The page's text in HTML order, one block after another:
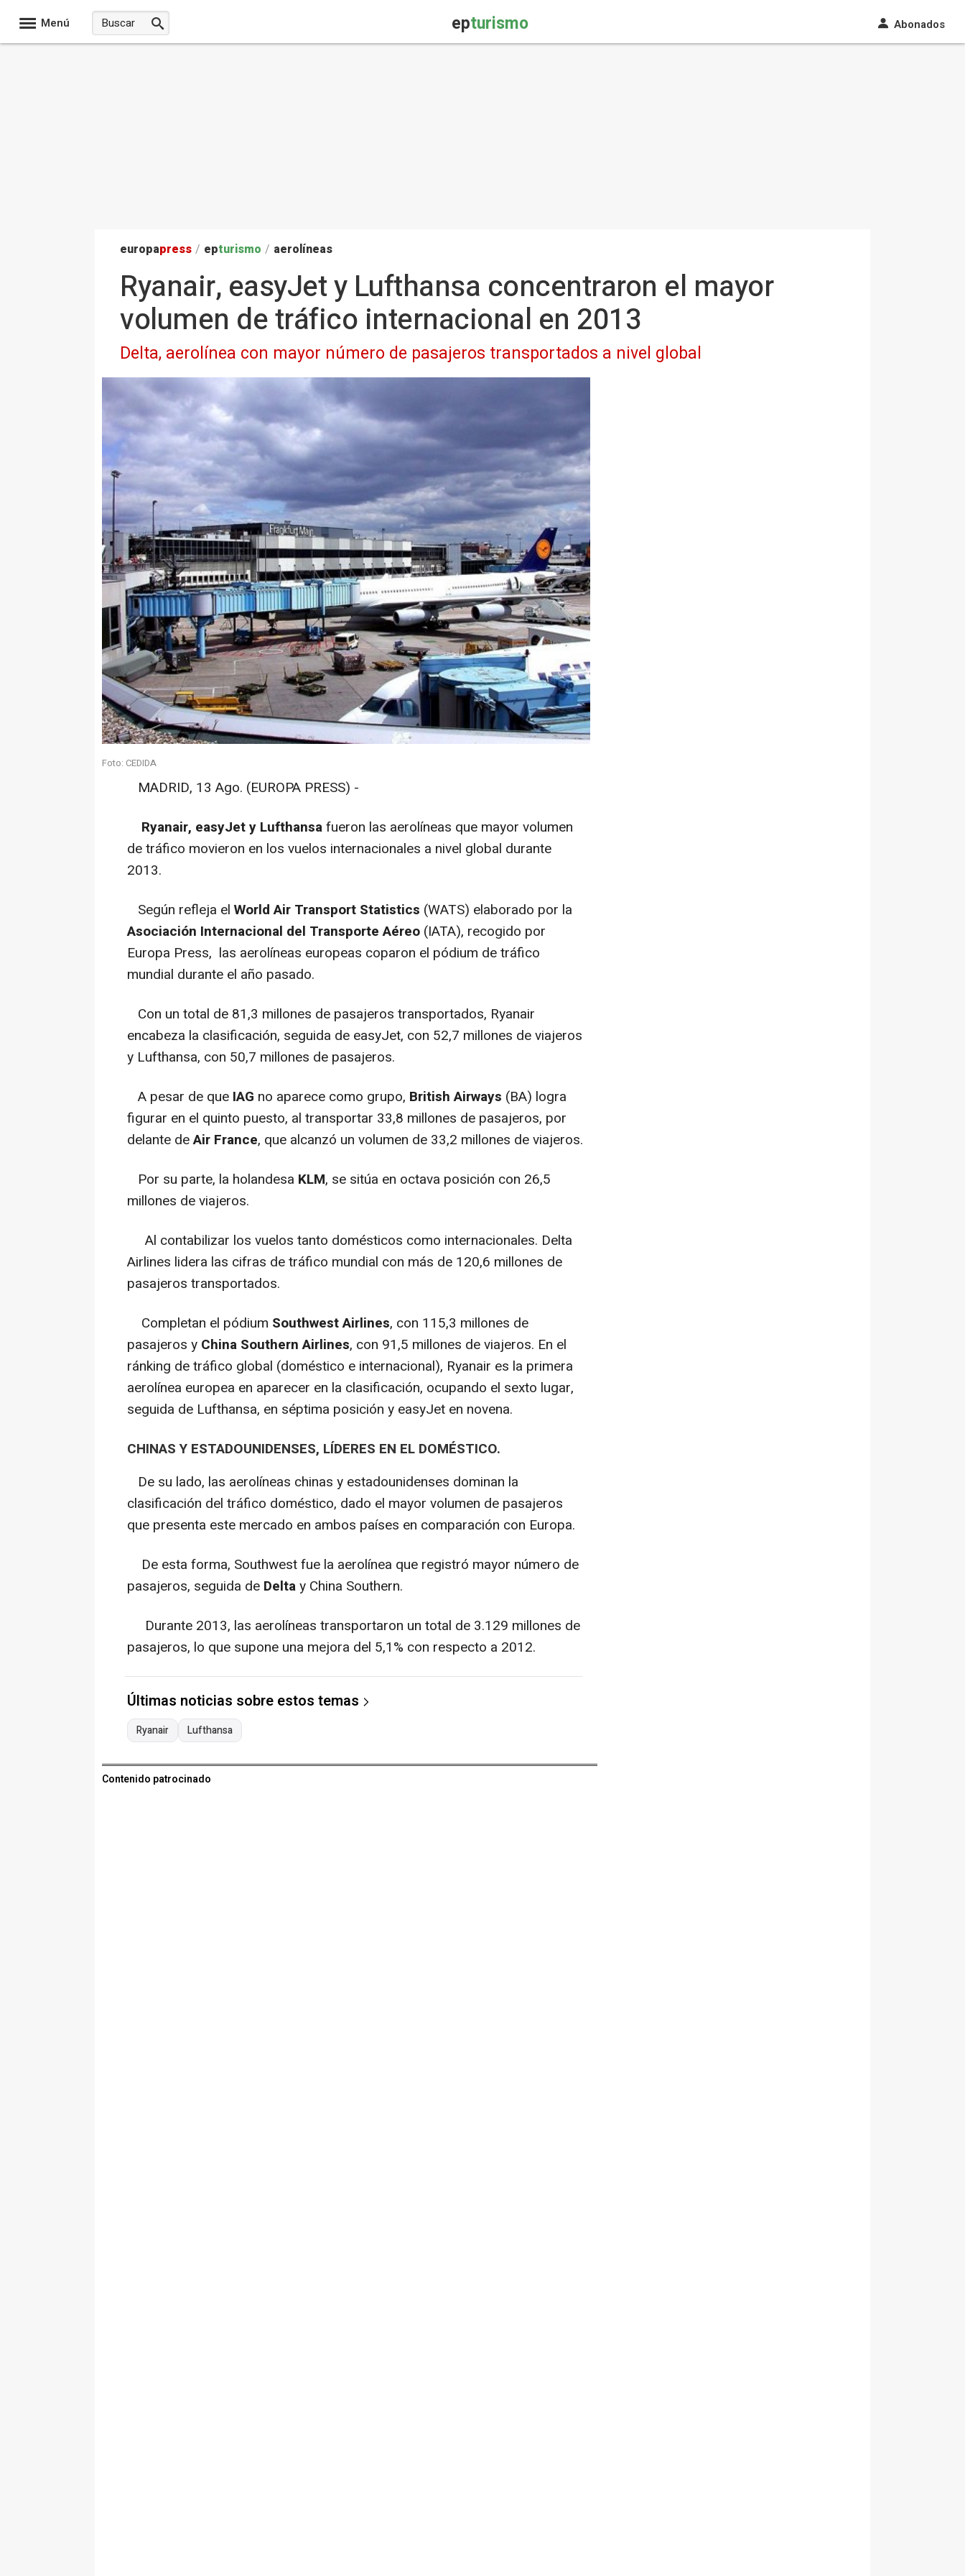
Menú epturismo Abonados
europapress / epturismo / aerolíneas
Ryanair, easyJet y Lufthansa concentraron el mayor
volumen de tráfico internacional en 2013
Delta, aerolínea con mayor número de pasajeros transportados a nivel global
Foto: CEDIDA
MADRID, 13 Ago. (EUROPA PRESS) -
Ryanair, easyJet y Lufthansafueron las aerolíneas que mayor volumen
de tráfico movieron en los vuelos internacionales a nivel global durante
2013.
Según refleja el World Air Transport Statistics (WATS) elaborado por la
Asociación Internacional del Transporte Aéreo (IATA), recogido por
Europa Press, las aerolíneas europeas coparon el pódium de tráfico
mundial durante el año pasado.
Con un total de 81,3 millones de pasajeros transportados, Ryanair
encabeza la clasificación, seguida de easyJet, con 52,7 millones de viajeros
y Lufthansa, con 50,7 millones de pasajeros.
A pesar de que IAG no aparece como grupo, British Airways (BA) logra
figurar en el quinto puesto, al transportar 33,8 millones de pasajeros, por
delante deAir France, que alcanzó un volumen de 33,2 millones de viajeros.
Por su parte, la holandesa KLM, se sitúa en octava posición con 26,5
millones de viajeros.
Al contabilizar los vuelos tanto domésticos como internacionales. Delta
Airlines lidera las cifras de tráfico mundial con más de 120,6 millones de
pasajeros transportados.
Completan el pódium Southwest Airlines, con 115,3 millones de
pasajeros y China Southern Airlines, con 91,5 millones de viajeros. En el
ránking de tráfico global (doméstico e internacional), Ryanair es la primera
aerolínea europea en aparecer en la clasificación, ocupando el sexto lugar,
seguida de Lufthansa, en séptima posición y easyJet en novena.
CHINAS Y ESTADOUNIDENSES, LÍDERES EN EL DOMÉSTICO.
De su lado, las aerolíneas chinas y estadounidenses dominan la
clasificación del tráfico doméstico, dado el mayor volumen de pasajeros
que presenta este mercado en ambos países en comparación con Europa.
De esta forma, Southwest fue la aerolínea que registró mayor número de
pasajeros, seguida de Deltay China Southern.
Durante 2013, las aerolíneas transportaron un total de 3.129 millones de
pasajeros, lo que supone una mejora del 5,1% con respecto a 2012.
Últimas noticias sobre estos temas
Ryanair Lufthansa
Contenido patrocinado